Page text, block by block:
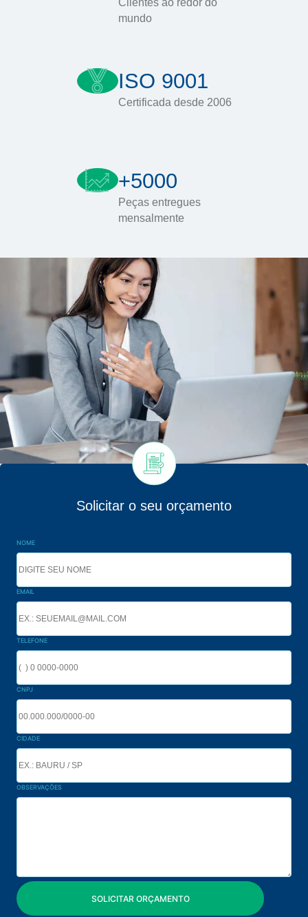
Clientes ao redor do
mundo
ISO 9001
Certificada desde 2006
+5000
Peças entregues
mensalmente
Solicitar o seu orçamento
NOME
EMAIL
TELEFONE
CNPJ
CIDADE
OBSERVAÇÕES